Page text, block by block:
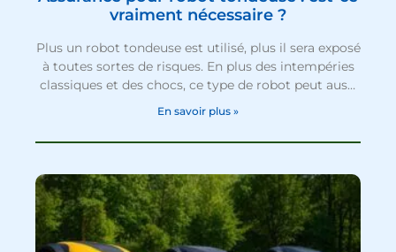
vraiment nécessaire ?
Plus un robot tondeuse est utilisé, plus il sera exposé
à toutes sortes de risques. En plus des intempéries
classiques et des chocs, ce type de robot peut aussi
subir du vandalisme ou être volé. En tant que
propriétaire, la meilleure chose à faire, est de
prendre une assurance pour tondeuse robot.
maintenant des solutions pour se protéger en cas
de problèmes avec son robot tondeuse. Vu leur prix,
avoir une bonne protection est une
En savoir plus »